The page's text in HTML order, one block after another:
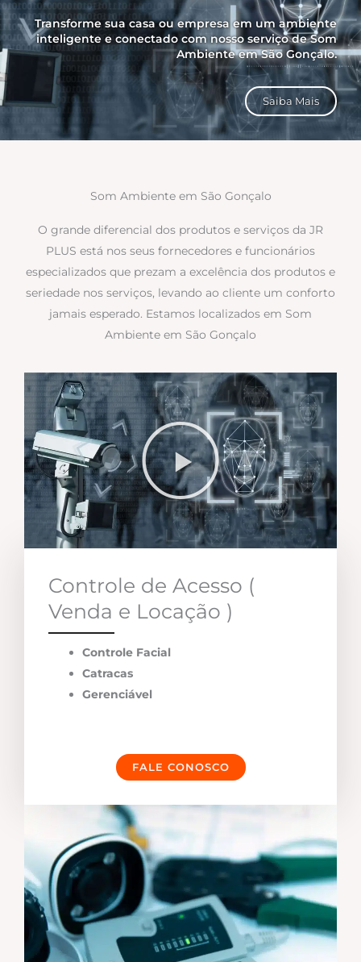
Transforme sua casa ou empresa em um ambiente
inteligente e conectado com nosso serviço de Som
Ambiente em São Gonçalo.
Saiba Mais
Som Ambiente em São Gonçalo
O grande diferencial dos produtos e serviços da JR
PLUS está nos seus fornecedores e funcionários
especializados que prezam a excelência dos produtos e
seriedade nos serviços, levando ao cliente um conforto
jamais esperado. Estamos localizados em Som
Ambiente em São Gonçalo
Controle de Acesso (
Venda e Locação )
Controle Facial
Catracas
Gerenciável
FALE CONOSCO